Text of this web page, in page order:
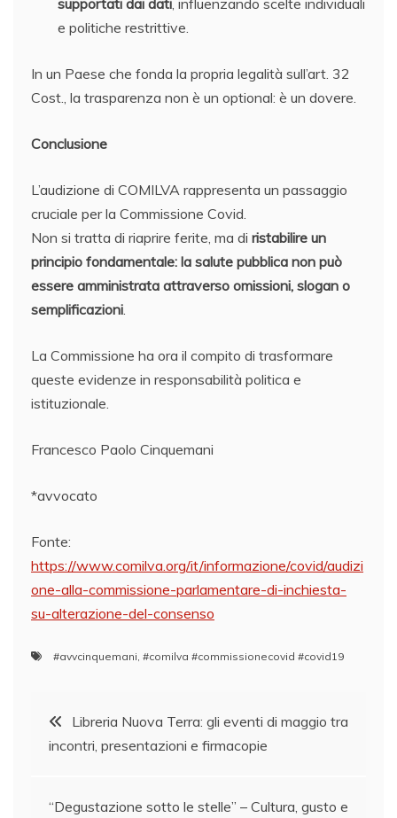
e politiche restrittive.
In un Paese che fonda la propria legalità sull’art. 32
Cost., la trasparenza non è un optional: è un dovere.
Conclusione
L’audizione di COMILVA rappresenta un passaggio
cruciale per la Commissione Covid.
Non si tratta di riaprire ferite, ma di ristabilire un
principio fondamentale: la salute pubblica non può
essere amministrata attraverso omissioni, slogan o
semplificazioni
La Commissione ha ora il compito di trasformare
queste evidenze in responsabilità politica e
istituzionale.
Francesco Paolo Cinquemani
*avvocato
Fonte:
https://www.comilva.org/it/informazione/covid/audizi
one-alla-commissione-parlamentare-di-inchiesta-
su-alterazione-del-consenso
#avvcinquemani #comilva #commissionecovid #covid19
Navigazione
articoli
Libreria Nuova Terra: gli eventi di maggio tra
incontri, presentazioni e firmacopie
“Degustazione sotto le stelle” – Cultura, gusto e